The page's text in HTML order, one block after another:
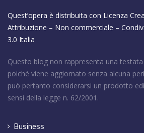
Quest’opera è distribuita con Licenza
Attribuzione – Non commerciale –
3.0 Italia
Questo blog non rappresenta una
poiché viene aggiornato senza alcuna
può pertanto considerarsi un prodotto
sensi della legge n. 62/2001.
Business